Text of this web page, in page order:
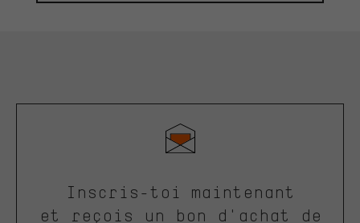
Inscris-toi maintenant
et reçois un bon d'achat de